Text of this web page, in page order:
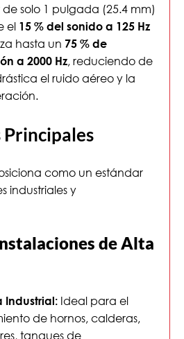
de solo 1 pulgada (25.4 mm)
el 15 % del sonido a 125 Hz
hasta un 75 % de
a 2000 Hz, reduciendo de
el ruido aéreo y la
como un estándar
industriales y
de Alta
Industrial: Ideal para el
de hornos, calderas,
tanques de